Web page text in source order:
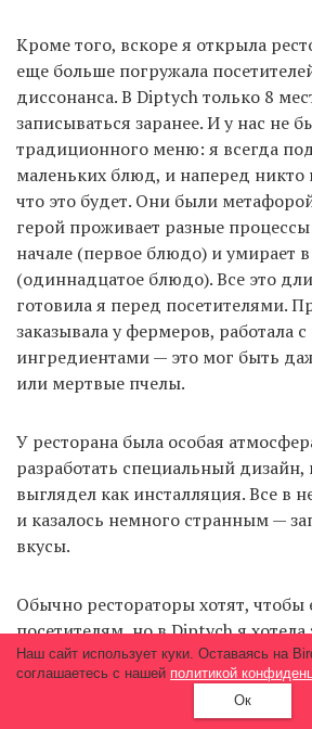
Кроме того, вскоре я открыла
еще больше погружала
диссонанса. В Diptych только 8
записываться заранее. И у нас не
традиционного меню: я всегда
маленьких блюд, и наперед никто
что это будет. Они были
герой проживает разные
начале (первое блюдо) и умирает
(одиннадцатое блюдо). Все это
готовила я перед посетителями.
заказывала у фермеров, работала
ингредиентами — это мог быть
или мертвые пчелы.
У ресторана была особая
разработать специальный дизайн,
выглядел как инсталляция. Все в
и казалось немного странным —
вкусы.
Обычно рестораторы хотят, чтобы
посетителям, но в Diptych я
задуматься, что перед ними, как
оценка «вкусно/невкусно» была
хотела, чтобы люди приходили в
Наш сайт использует куки. Оставаясь на
соглашаетесь с нашей политикой
Ок